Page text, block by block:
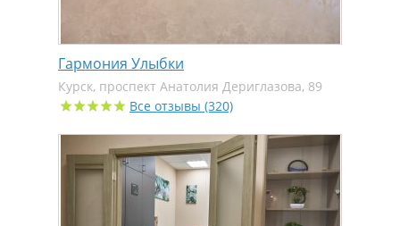
Гармония Улыбки
Курск, проспект Анатолия Дериглазова, 89
Все отзывы (320)